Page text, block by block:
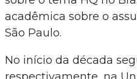
acadêmica sobre o
São Paulo.
No início da década